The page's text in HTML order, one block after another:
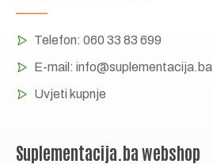
Telefon: 060 33 83 699
E-mail: info@suplementacija.ba
Uvjeti kupnje
Suplementacija.ba webshop